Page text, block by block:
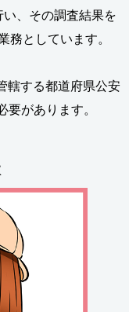
、その調査結果を
務としています。
轄する都道府県公安
要があります。